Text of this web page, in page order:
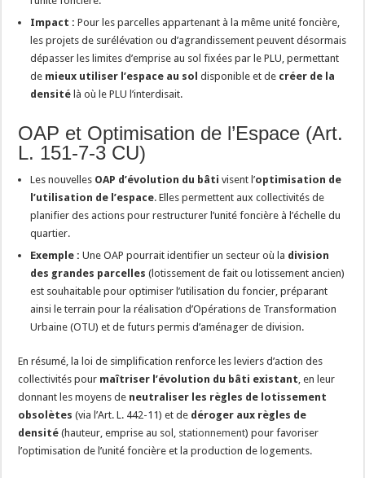
Impact : Pour les parcelles appartenant à la même unité foncière,
les projets de surélévation ou d’agrandissement peuvent désormais
dépasser les limites d’emprise au sol fixées par le PLU, permettant
de mieux utiliser l’espace au sol disponible et de créer de la
densité là où le PLU l’interdisait.
OAP et Optimisation de l’Espace (Art.
L. 151-7-3 CU)
Les nouvelles OAP d’évolution du bâti visent l’optimisation de
l’utilisation de l’espace. Elles permettent aux collectivités de
planifier des actions pour restructurer l’unité foncière à l’échelle du
quartier.
Exemple : Une OAP pourrait identifier un secteur où la division
des grandes parcelles (lotissement de fait ou lotissement ancien)
est souhaitable pour optimiser l’utilisation du foncier, préparant
ainsi le terrain pour la réalisation d’Opérations de Transformation
Urbaine (OTU) et de futurs permis d’aménager de division.
En résumé, la loi de simplification renforce les leviers d’action des
collectivités pour maîtriser l’évolution du bâti existant, en leur
donnant les moyens de neutraliser les règles de lotissement
obsolètes (via l’Art. L. 442-11) et de déroger aux règles de
densité (hauteur, emprise au sol, stationnement) pour favoriser
l’optimisation de l’unité foncière et la production de logements.